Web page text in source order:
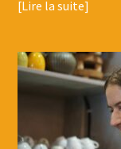
[Lire la suite]